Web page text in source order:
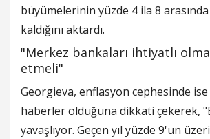
büyümelerinin yüzde 4 ila 8 arasında
kaldığını aktardı.
"Merkez bankaları ihtiyatlı
etmeli"
Georgieva, enflasyon cephesinde ise
haberler olduğuna dikkati çekerek,
yavaşlıyor. Geçen yıl yüzde 9'un